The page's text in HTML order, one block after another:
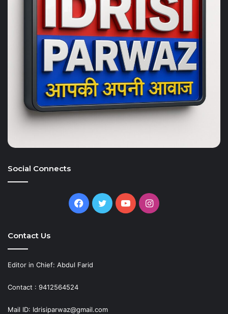
Social Connects
Facebook
TwitterYouTubeInstagram
Contact Us
Editor in Chief: Abdul Farid
Contact : 9412564524
Mail ID: Idrisiparwaz@gmail.com